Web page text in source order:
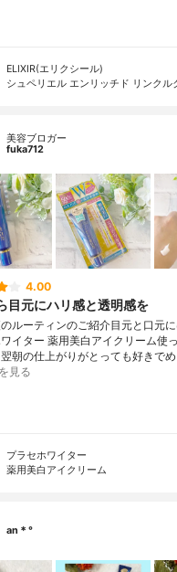
ELIXIR(エリクシール)
シュペリエル エンリッチド リンクル
美容ブロガー
fuka712
4.00
目元にハリ感と透明感を
ルーティンのご紹介目元と口元
イター 薬用美白アイクリーム使
朝の仕上がりがとっても好きで
見る
プラセホワイター
薬用美白アイクリーム
an＊°